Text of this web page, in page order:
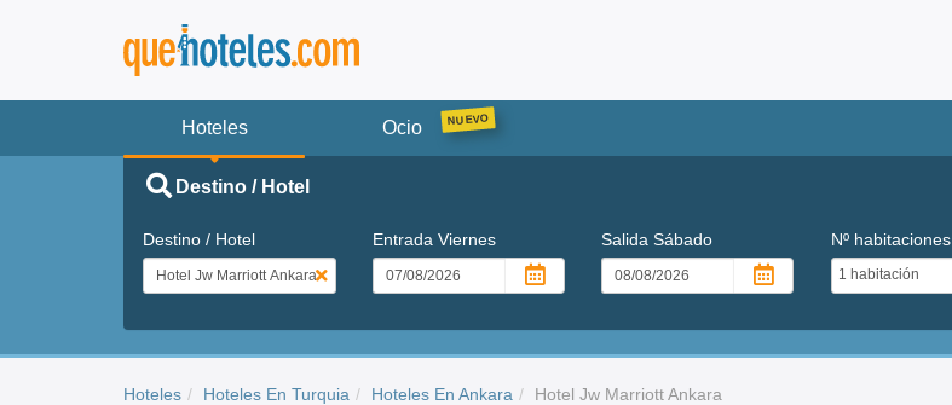
Hoteles Ocio
Destino / Hotel
Destino / Hotel Entrada Viernes SalidaSábado Nº habitaciones
Hoteles Hoteles En Turquia Hoteles En Ankara Hotel Jw Marriott Ankara